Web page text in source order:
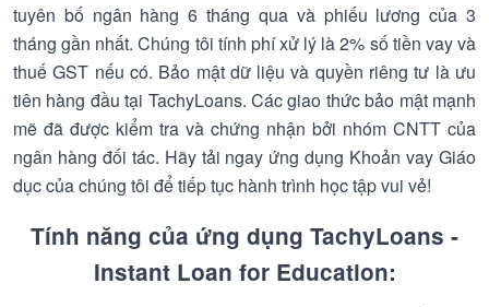
tuyên bố ngân hàng 6 tháng qua và phiếu lương của 3
tháng gần nhất. Chúng tôi tính phí xử lý là 2% số tiền vay và
thuế GST nếu có. Bảo mật dữ liệu và quyền riêng tư là ưu
tiên hàng đầu tại TachyLoans. Các giao thức bảo mật mạnh
mẽ đã được kiểm tra và chứng nhận bởi nhóm CNTT của
ngân hàng đối tác. Hãy tải ngay ứng dụng Khoản vay Giáo
dục của chúng tôi để tiếp tục hành trình học tập vui vẻ!
Tính năng của ứng dụng TachyLoans -
Instant Loan for Education: